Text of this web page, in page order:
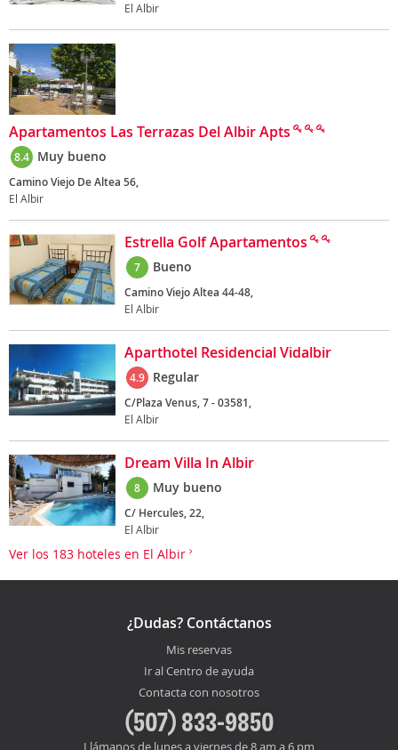
El Albir
Apartamentos Las Terrazas Del Albir Apts
8.4 Muy bueno
Camino Viejo De Altea 56,
El Albir
Estrella Golf Apartamentos
7 Bueno
Camino Viejo Altea 44-48,
El Albir
Aparthotel Residencial Vidalbir
4.9 Regular
C/Plaza Venus, 7 - 03581,
El Albir
Dream Villa In Albir
8 Muy bueno
C/ Hercules, 22,
El Albir
Ver los 183 hoteles en El Albir
¿Dudas? Contáctanos
Mis reservas
Ir al Centro de ayuda
Contacta con nosotros
(507) 833-9850
Llámanos de lunes a viernes de 8 am a 6 pm